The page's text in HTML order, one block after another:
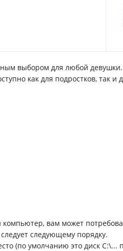
выбором для любой
как для подростков, так и
вам может
следующему порядку.
(по умолчанию это диск C:\...